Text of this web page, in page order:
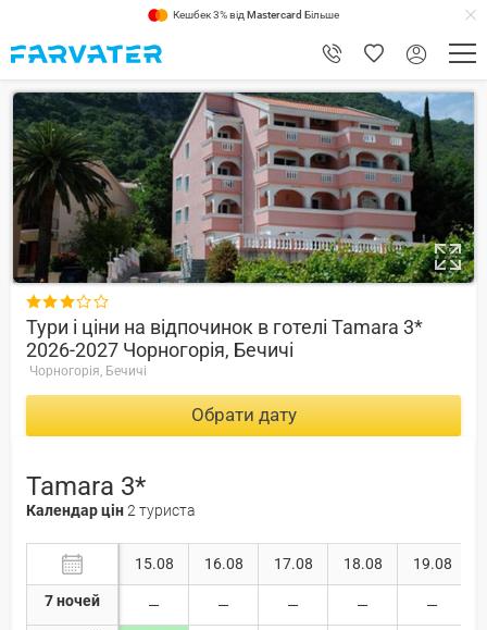
Кешбек 3% від Mastercard Більше
8.8

Тури і ціни на відпочинок в готелі Tamara 3*
2026-2027 Чорногорія, Бечичі
Чорногорія, Бечичі
Обрати дату
Tamara 3*
Календар цін2 туриста
7 ночей
15.08 16.08 17.08 18.08 19.08